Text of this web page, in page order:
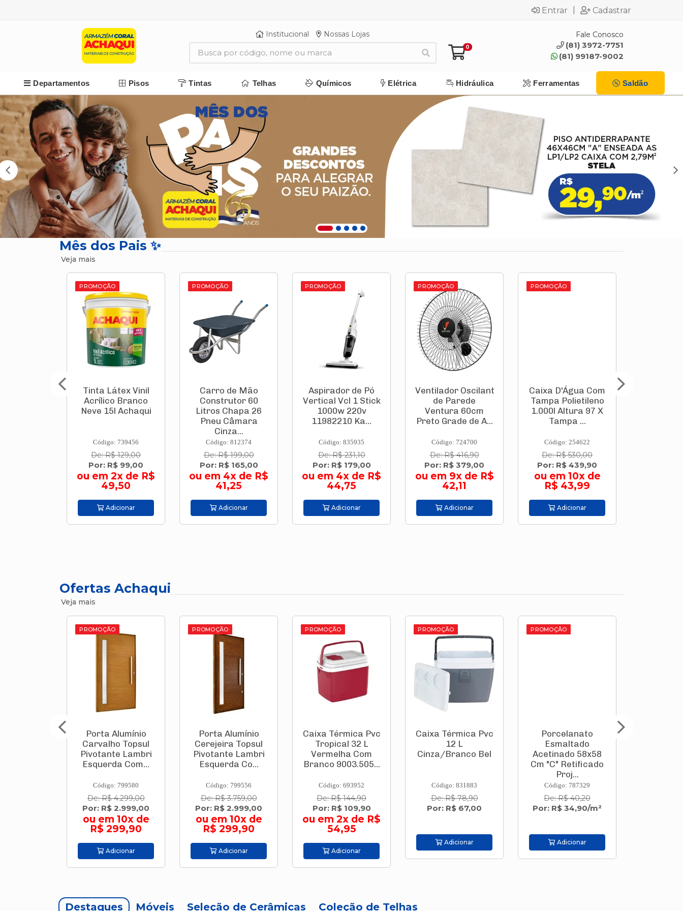
Entrar Cadastrar
Institucional Nossas Lojas
0
Fale Conosco
(81) 3972-7751
(81) 99187-9002
Departamentos Pisos Tintas Telhas Químicos Elétrica Hidráulica Ferramentas Saldão
Mês dos Pais ✨
Veja mais
PROMOÇÃO
Tinta Látex Vinil
Acrílico Branco
Neve 15l Achaqui
Código: 739456
De: R$ 129,00
Por: R$ 99,00
ou em 2x de R$
49,50
Adicionar
PROMOÇÃO
Carro de Mão
Construtor 60
Litros Chapa 26
Pneu Câmara
Cinza...
Código: 812374
De: R$ 199,00
Por: R$ 165,00
ou em 4x de R$
41,25
Adicionar
PROMOÇÃO
Aspirador de Pó
Vertical Vcl 1 Stick
1000w 220v
11982210 Ka...
Código: 835935
De: R$ 231,10
Por: R$ 179,00
ou em 4x de R$
44,75
Adicionar
PROMOÇÃO
Ventilador Oscilante
de Parede
Ventura 60cm
Preto Grade de A...
Código: 724700
De: R$ 416,90
Por: R$ 379,00
ou em 9x de R$
42,11
Adicionar
PROMOÇÃO
Caixa D'Água Com
Tampa Polietileno
1.000l Altura 97 X
Tampa ...
Código: 254622
De: R$ 530,00
Por: R$ 439,90
ou em 10x de
R$ 43,99
Adicionar
Ofertas Achaqui
Veja mais
PROMOÇÃO
Porta Alumínio
Carvalho Topsul
Pivotante Lambri
Esquerda Com...
Código: 799580
De: R$ 4.299,00
Por: R$ 2.999,00
ou em 10x de
R$ 299,90
Adicionar
PROMOÇÃO
Porta Alumínio
Cerejeira Topsul
Pivotante Lambri
Esquerda Co...
Código: 799556
De: R$ 3.759,00
Por: R$ 2.999,00
ou em 10x de
R$ 299,90
Adicionar
PROMOÇÃO
Caixa Térmica Pvc
Tropical 32 L
Vermelha Com
Branco 9003.505...
Código: 693952
De: R$ 144,90
Por: R$ 109,90
ou em 2x de R$
54,95
Adicionar
PROMOÇÃO
Caixa Térmica Pvc
12 L
Cinza/Branco Bel
Código: 831883
De: R$ 78,90
Por: R$ 67,00
Adicionar
PROMOÇÃO
Porcelanato
Esmaltado
Acetinado 58x58
Cm "C" Retificado
Proj...
Código: 787329
De: R$ 40,20
Por: R$ 34,90/m²
Adicionar
Destaques Móveis Seleção de Cerâmicas Coleção de Telhas